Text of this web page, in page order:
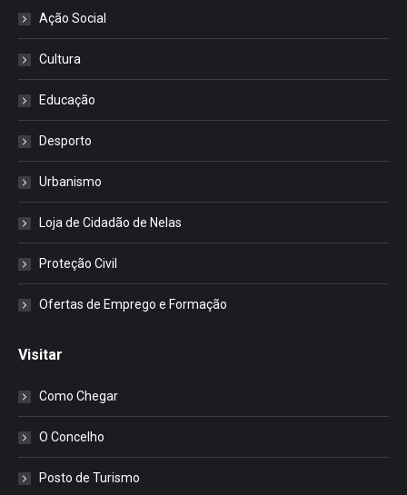
Ação Social
Cultura
Educação
Desporto
Urbanismo
Loja de Cidadão de Nelas
Proteção Civil
Ofertas de Emprego e Formação
Visitar
Como Chegar
O Concelho
Posto de Turismo